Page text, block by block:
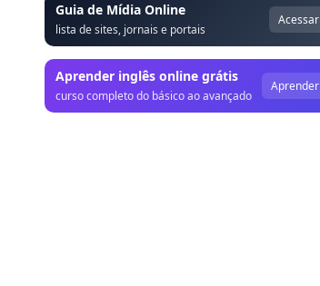
Guia de Mídia Online
lista de sites, jornais e portais
Acessar
Aprender inglês online grátis
curso completo do básico ao avançado
Aprender